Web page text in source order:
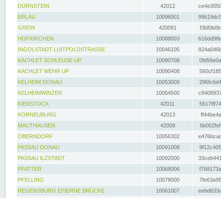
DÜRNSTEIN
42012
ERLAU
10096001
GREIN
420091
HOFKIRCHEN
10088003
INGOLSTADT LUITPOLDSTRASSE
10046105
KACHLET SCHLEUSE UP
10090708
KACHLET WEHR UP
10090408
KELHEIM DONAU
10053009
KELHEIMWINZER
10054500
KIENSTOCK
42011
KORNEUBURG
42013
MAUTHAUSEN
42009
OBERNDORF
10056302
PASSAU DONAU
10091008
PASSAU ILZSTADT
10092000
PFATTER
10068006
PFELLING
10078000
REGENSBURG EISERNE BRÜCKE
10061007